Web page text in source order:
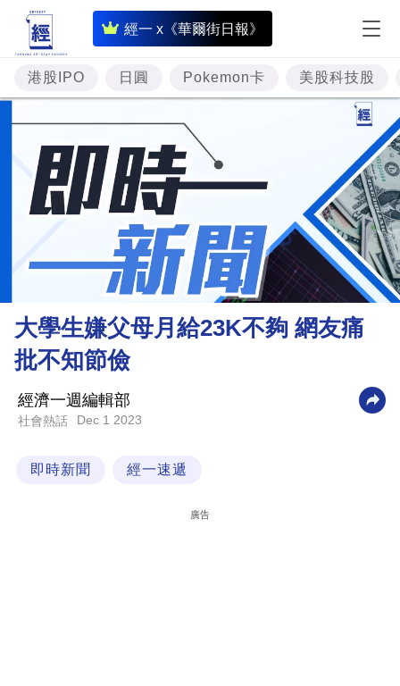
經一 x《華爾街日報》
即
時
財
經
專
題
投
資
樓
市
財
商
業
科
港股IPO 日圓 Pokemon卡 美股科技股
大學生嫌父母月給23K不夠 網友痛
批不知節儉
經濟一週編輯部
社會熱話 Dec 1 2023
即時新聞 經一速遞
廣告